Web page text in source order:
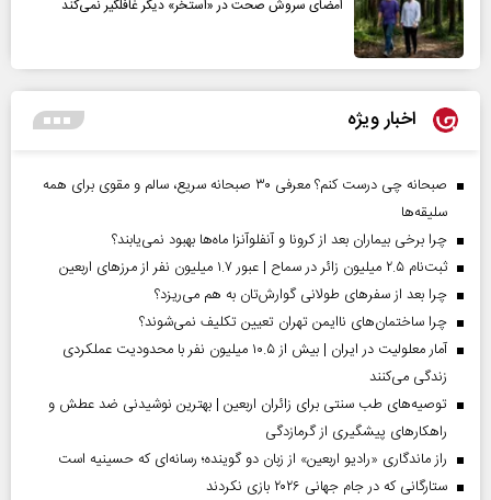
امضای سروش صحت در «استخر» دیگر غافلگیر نمی‌کند
اخبار ویژه
صبحانه چی درست کنم؟ معرفی ۳۰ صبحانه سریع، سالم و مقوی برای همه
سلیقه‌ها
چرا برخی بیماران بعد از کرونا و آنفلوآنزا ماه‌ها بهبود نمی‌یابند؟
ثبت‌نام ۲.۵ میلیون زائر در سماح | عبور ۱.۷ میلیون نفر از مرز‌های اربعین
چرا بعد از سفرهای طولانی گوارش‌تان به هم می‌ریزد؟
چرا ساختمان‌های ناایمن تهران تعیین تکلیف نمی‌شوند؟
آمار معلولیت در ایران | بیش از ۱۰.۵ میلیون نفر با محدودیت عملکردی
زندگی می‌کنند
توصیه‌های طب سنتی برای زائران اربعین | بهترین نوشیدنی ضد عطش و
راهکارهای پیشگیری از گرمازدگی
راز ماندگاری «رادیو اربعین» از زبان دو گوینده؛ رسانه‌ای که حسینیه است
ستارگانی که در جام جهانی ۲۰۲۶ بازی نکردند